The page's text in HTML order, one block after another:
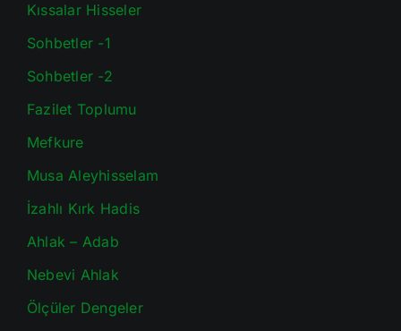
Kıssalar Hisseler
Sohbetler -1
Sohbetler -2
Fazilet Toplumu
Mefkure
Musa Aleyhisselam
İzahlı Kırk Hadis
Ahlak – Adab
Nebevi Ahlak
Ölçüler Dengeler